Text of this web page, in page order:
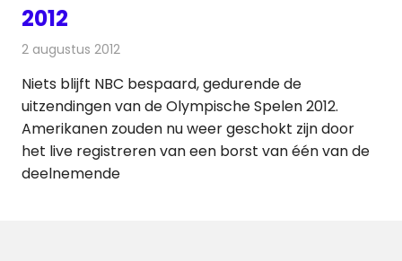
2012
2 augustus 2012
Niets blijft NBC bespaard, gedurende de
uitzendingen van de Olympische Spelen 2012.
Amerikanen zouden nu weer geschokt zijn door
het live registreren van een borst van één van de
deelnemende